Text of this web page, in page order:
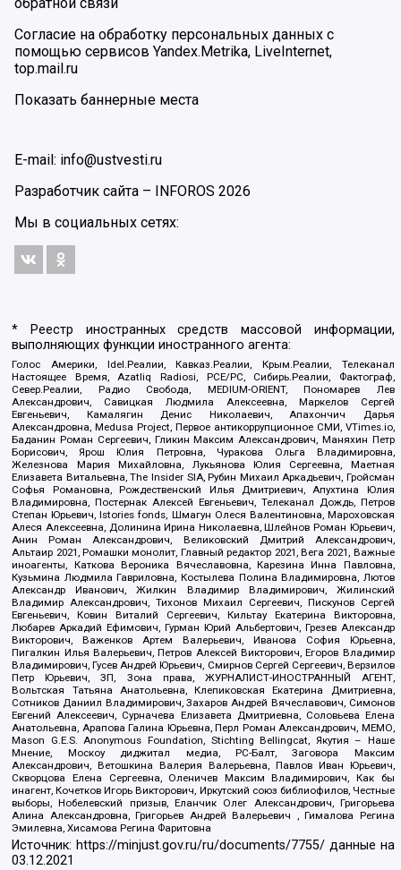
обратной связи
Согласие на обработку персональных данных с
помощью сервисов Yandex.Metrika, LiveInternet,
top.mail.ru
Показать баннерные места
E-mail: info@ustvesti.ru
Разработчик сайта –
INFOROS 2026
Мы в социальных сетях:
* Реестр иностранных средств массовой информации,
выполняющих функции иностранного агента:
Голос Америки, Idel.Реалии, Кавказ.Реалии, Крым.Реалии, Телеканал
Настоящее Время, Azatliq Radiosi, PCE/PC, Сибирь.Реалии, Фактограф,
Север.Реалии, Радио Свобода, MEDIUM-ORIENT, Пономарев Лев
Александрович, Савицкая Людмила Алексеевна, Маркелов Сергей
Евгеньевич, Камалягин Денис Николаевич, Апахончич Дарья
Александровна, Medusa Project, Первое антикоррупционное СМИ, VTimes.io,
Баданин Роман Сергеевич, Гликин Максим Александрович, Маняхин Петр
Борисович, Ярош Юлия Петровна, Чуракова Ольга Владимировна,
Железнова Мария Михайловна, Лукьянова Юлия Сергеевна, Маетная
Елизавета Витальевна, The Insider SIA, Рубин Михаил Аркадьевич, Гройсман
Софья Романовна, Рождественский Илья Дмитриевич, Апухтина Юлия
Владимировна, Постернак Алексей Евгеньевич, Телеканал Дождь, Петров
Степан Юрьевич, Istories fonds, Шмагун Олеся Валентиновна, Мароховская
Алеся Алексеевна, Долинина Ирина Николаевна, Шлейнов Роман Юрьевич,
Анин Роман Александрович, Великовский Дмитрий Александрович,
Альтаир 2021, Ромашки монолит, Главный редактор 2021, Вега 2021, Важные
иноагенты, Каткова Вероника Вячеславовна, Карезина Инна Павловна,
Кузьмина Людмила Гавриловна, Костылева Полина Владимировна, Лютов
Александр Иванович, Жилкин Владимир Владимирович, Жилинский
Владимир Александрович, Тихонов Михаил Сергеевич, Пискунов Сергей
Евгеньевич, Ковин Виталий Сергеевич, Кильтау Екатерина Викторовна,
Любарев Аркадий Ефимович, Гурман Юрий Альбертович, Грезев Александр
Викторович, Важенков Артем Валерьевич, Иванова София Юрьевна,
Пигалкин Илья Валерьевич, Петров Алексей Викторович, Егоров Владимир
Владимирович, Гусев Андрей Юрьевич, Смирнов Сергей Сергеевич, Верзилов
Петр Юрьевич, ЗП, Зона права, ЖУРНАЛИСТ-ИНОСТРАННЫЙ АГЕНТ,
Вольтская Татьяна Анатольевна, Клепиковская Екатерина Дмитриевна,
Сотников Даниил Владимирович, Захаров Андрей Вячеславович, Симонов
Евгений Алексеевич, Сурначева Елизавета Дмитриевна, Соловьева Елена
Анатольевна, Арапова Галина Юрьевна, Перл Роман Александрович, МЕМО,
Mason G.E.S. Anonymous Foundation, Stichting Bellingcat, Якутия – Наше
Мнение, Москоу диджитал медиа, РС-Балт, Заговора Максим
Александрович, Ветошкина Валерия Валерьевна, Павлов Иван Юрьевич,
Скворцова Елена Сергеевна, Оленичев Максим Владимирович, Как бы
инагент, Кочетков Игорь Викторович, Иркутский союз библиофилов, Честные
выборы, Нобелевский призыв, Еланчик Олег Александрович, Григорьева
Алина Александровна, Григорьев Андрей Валерьевич , Гималова Регина
Эмилевна, Хисамова Регина Фаритовна
Источник: https://minjust.gov.ru/ru/documents/7755/ данные на
03.12.2021